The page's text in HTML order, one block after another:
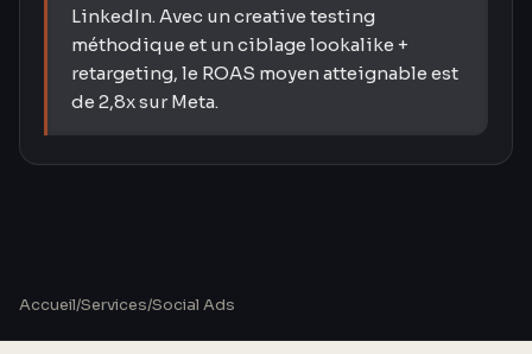
LinkedIn. Avec un creative testing
méthodique et un ciblage lookalike +
retargeting, le ROAS moyen atteignable est
de 2,8x sur Meta.
Accueil/Services/Social Ads